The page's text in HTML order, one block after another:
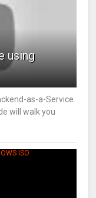
using
as-a-Service
will walk you